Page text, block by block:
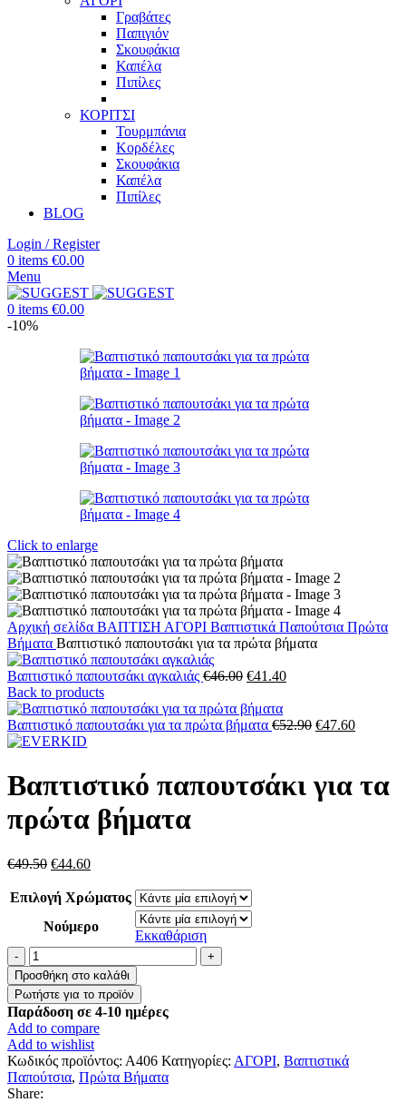
Γραβάτες
Παπιγιόν
Σκουφάκια
Καπέλα
Πιπίλες
ΚΟΡΙΤΣΙ
Τουρμπάνια
Κορδέλες
Σκουφάκια
Καπέλα
Πιπίλες
BLOG
Login / Register
0 items €0.00
Menu
0 items €0.00
-10%
Click to enlarge
Αρχική σελίδα ΒΑΠΤΙΣΗ ΑΓΟΡΙ Βαπτιστικά Παπούτσια Πρώτα
Βήματα Βαπτιστικό παπουτσάκι για τα πρώτα βήματα
Βαπτιστικό παπουτσάκι αγκαλιάς €46.00 Original
was:
€46.00.
€41.40Η
είναι:
Back to products
Βαπτιστικό παπουτσάκι για τα πρώτα βήματα €52.90 Original
€47.60Η
€47.60.
Βαπτιστικό παπουτσάκι για τα
πρώτα βήματα
€49.50 Original
was:
€44.60Η
τιμή
€44.60.
Επιλογή Χρώματος
Νούμερο
Εκκαθάριση
Βαπτιστικό
παπουτσάκι
για
τα
πρώτα
βήματα
ποσότητα
Προσθήκη στο καλάθι
Παράδοση σε 4-10 ημέρες
Add to compare
Add to wishlist
Κωδικός προϊόντος: Α406 Κατηγορίες: ΑΓΟΡΙ, Βαπτιστικά
Παπούτσια, Πρώτα Βήματα
Share: